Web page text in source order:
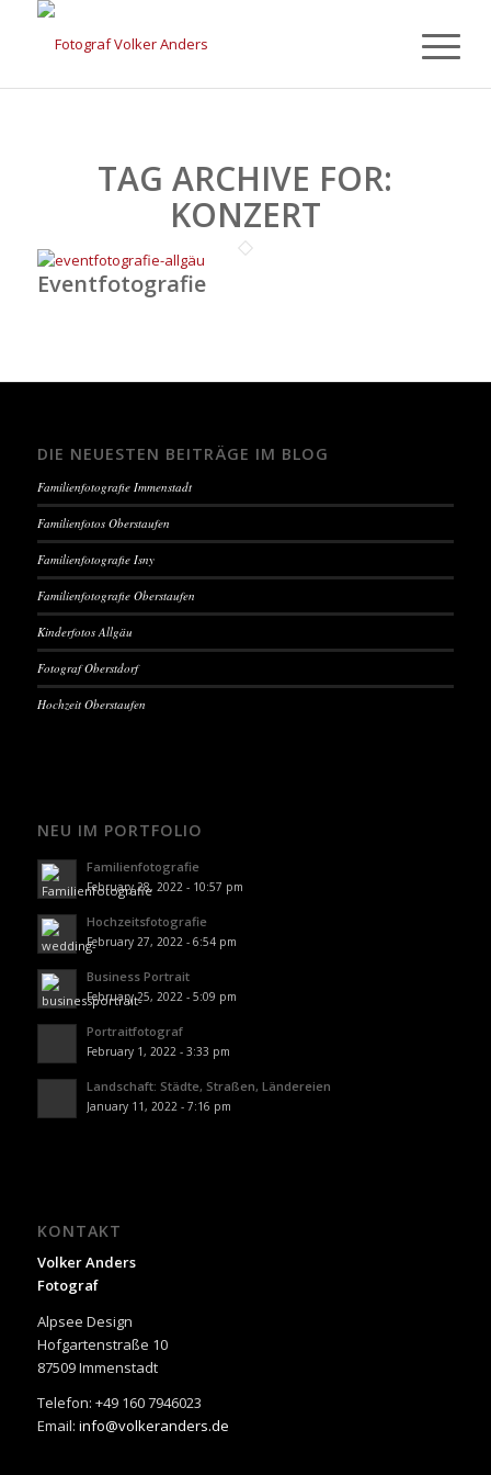
TAG ARCHIVE FOR:
KONZERT
Eventfotografie
DIE NEUESTEN BEITRÄGE IM BLOG
Familienfotografie Immenstadt
Familienfotos Oberstaufen
Familienfotografie Isny
Familienfotografie Oberstaufen
Kinderfotos Allgäu
Fotograf Oberstdorf
Hochzeit Oberstaufen
NEU IM PORTFOLIO
Familienfotografie
February 28, 2022 - 10:57 pm
Hochzeitsfotografie
February 27, 2022 - 6:54 pm
Business Portrait
February 25, 2022 - 5:09 pm
Portraitfotograf
February 1, 2022 - 3:33 pm
Landschaft: Städte, Straßen, Ländereien
January 11, 2022 - 7:16 pm
KONTAKT
Volker Anders
Fotograf
Alpsee Design
Hofgartenstraße 10
87509 Immenstadt
Telefon: +49 160 7946023
Email: info@volkeranders.de